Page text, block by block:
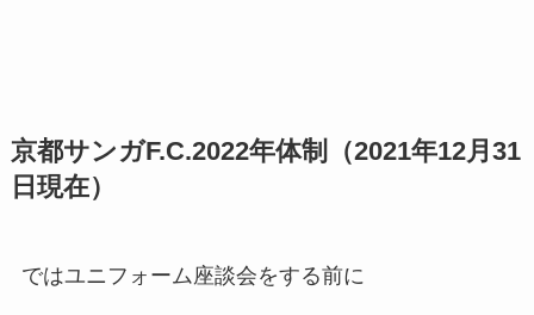
京都サンガF.C.2022年体制（2021年12月31
日現在）
ではユニフォーム座談会をする前に